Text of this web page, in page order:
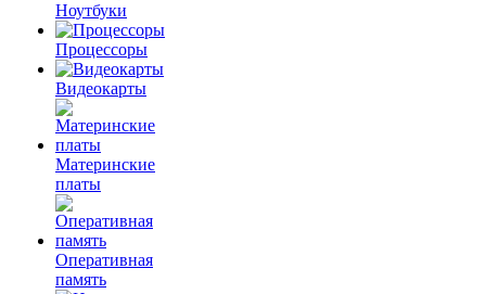
Ноутбуки
Процессоры
Видеокарты
Материнские
платы
Оперативная
память